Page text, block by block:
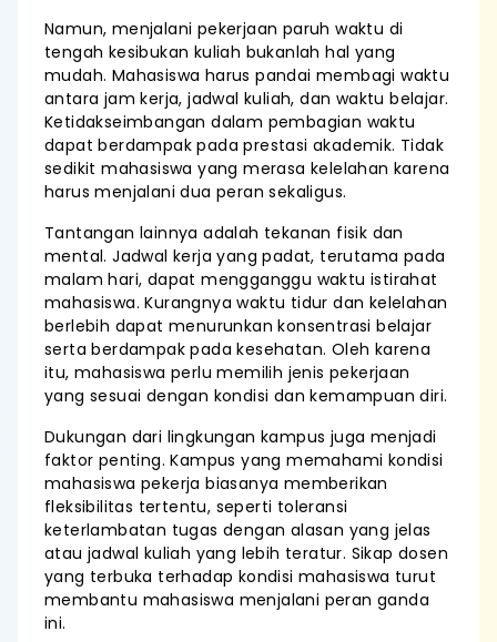
Namun, menjalani pekerjaan paruh waktu di
tengah kesibukan kuliah bukanlah hal yang
mudah. Mahasiswa harus pandai membagi waktu
antara jam kerja, jadwal kuliah, dan waktu belajar.
Ketidakseimbangan dalam pembagian waktu
dapat berdampak pada prestasi akademik. Tidak
sedikit mahasiswa yang merasa kelelahan karena
harus menjalani dua peran sekaligus.
Tantangan lainnya adalah tekanan fisik dan
mental. Jadwal kerja yang padat, terutama pada
malam hari, dapat mengganggu waktu istirahat
mahasiswa. Kurangnya waktu tidur dan kelelahan
berlebih dapat menurunkan konsentrasi belajar
serta berdampak pada kesehatan. Oleh karena
itu, mahasiswa perlu memilih jenis pekerjaan
yang sesuai dengan kondisi dan kemampuan diri.
Dukungan dari lingkungan kampus juga menjadi
faktor penting. Kampus yang memahami kondisi
mahasiswa pekerja biasanya memberikan
fleksibilitas tertentu, seperti toleransi
keterlambatan tugas dengan alasan yang jelas
atau jadwal kuliah yang lebih teratur. Sikap dosen
yang terbuka terhadap kondisi mahasiswa turut
membantu mahasiswa menjalani peran ganda
ini.